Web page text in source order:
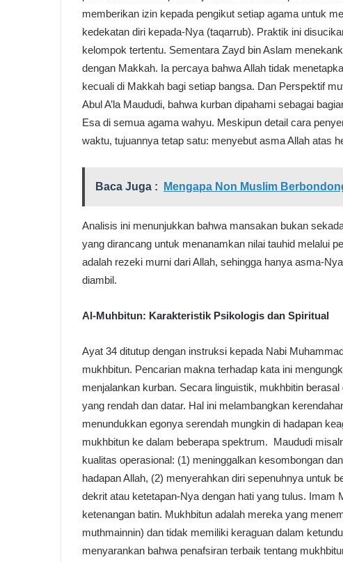
memberikan izin kepada pengikut setiap agama untuk
kedekatan diri kepada-Nya (taqarrub). Praktik ini
kelompok tertentu. Sementara Zayd bin Aslam
dengan Makkah. Ia percaya bahwa Allah tidak
kecuali di Makkah bagi setiap bangsa. Dan Perspektif
Abul A’la Maududi, bahwa kurban dipahami sebagai
Esa di semua agama wahyu. Meskipun detail cara
waktu, tujuannya tetap satu: menyebut asma Allah atas
Baca Juga : Mengapa Non Muslim
Analisis ini menunjukkan bahwa mansakan bukan
yang dirancang untuk menanamkan nilai tauhid melalui
adalah rezeki murni dari Allah, sehingga hanya asma-
diambil.
Al-Muhbitun: Karakteristik Psikologis dan Spiritual
Ayat 34 ditutup dengan instruksi kepada Nabi
mukhbitun. Pencarian makna terhadap kata ini
menjalankan kurban. Secara linguistik, mukhbitin
yang rendah dan datar. Hal ini melambangkan
menundukkan egonya serendah mungkin di hadapan
mukhbitun ke dalam beberapa spektrum. Maududi
kualitas operasional: (1) meninggalkan kesombongan
hadapan Allah, (2) menyerahkan diri sepenuhnya untuk
dekrit atau ketetapan-Nya dengan hati yang tulus. Imam
ketenangan batin. Mukhbitun adalah mereka yang
muthmainnin) dan tidak memiliki keraguan dalam
menyarankan bahwa penafsiran terbaik tentang